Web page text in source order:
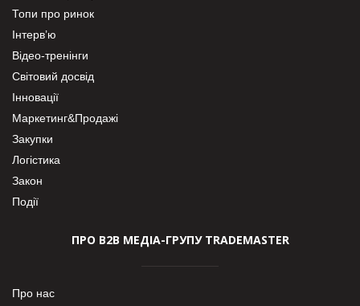
Топи про ринок
Інтерв’ю
Відео-тренінги
Світовий досвід
Інновації
Маркетинг&Продажі
Закупки
Логістика
Закон
Події
ПРО В2В МЕДІА-ГРУПУ TRADEMASTER
Про нас